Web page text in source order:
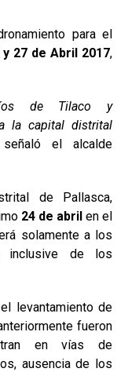
para el
y 27 de Abril 2017,
de Tilaco y
la capital distrital
el alcalde
de Pallasca,
24 de abril en el
solamente a los
inclusive de los
levantamiento de
fueron
en vías de
ausencia de los